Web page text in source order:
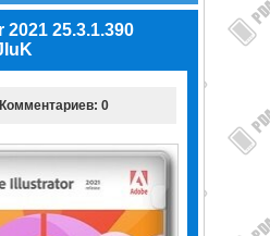
25.3.1.390
0